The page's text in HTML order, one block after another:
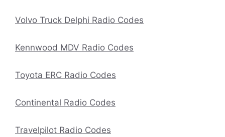
Volvo Truck Delphi Radio Codes
Kennwood MDV Radio Codes
Toyota ERC Radio Codes
Continental Radio Codes
Travelpilot Radio Codes